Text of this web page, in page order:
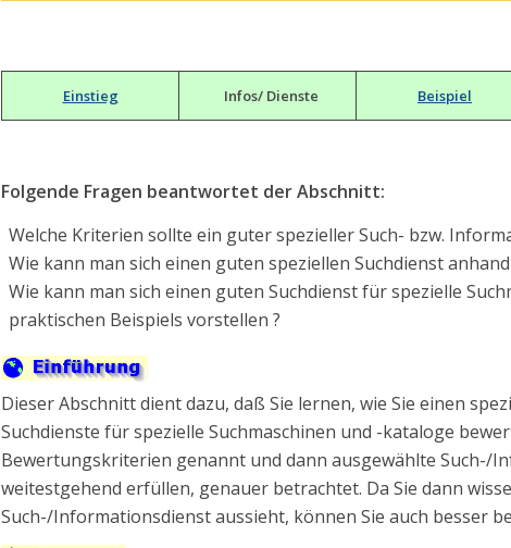
Einstieg Infos/ Dienste Beispiel
Folgende Fragen beantwortet der Abschnitt:
Welche Kriterien sollte ein guter spezieller Such- bzw.
Wie kann man sich einen guten speziellen Suchdienst
Wie kann man sich einen guten Suchdienst für spezielle
praktischen Beispiels vorstellen ?
Dieser Abschnitt dient dazu, daß Sie lernen, wie Sie einen
Suchdienste für spezielle Suchmaschinen und -kataloge
Bewertungskriterien genannt und dann ausgewählte Such-/
weitestgehend erfüllen, genauer betrachtet. Da Sie dann
Such-/Informationsdienst aussieht, können Sie auch besser